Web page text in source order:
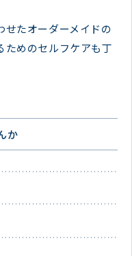
せたオーダーメイドの
ためのセルフケアも丁
か